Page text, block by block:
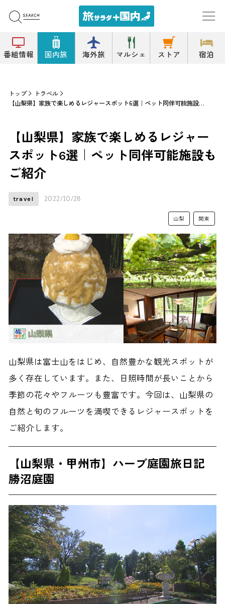
番組情報 国内旅 海外旅 マルシェ ストア 宿泊
トップ
トラベル
【山梨県】家族で楽しめるレジャースポット6選｜ペット同伴可能施設もご紹介
【山梨県】家族で楽しめるレジャー
スポット6選｜ペット同伴可能施設も
ご紹介
travel 2022/10/28
山梨 関東
山梨県は富士山をはじめ、自然豊かな観光スポットが
多く存在しています。また、日照時間が長いことから
季節の花々やフルーツも豊富です。今回は、山梨県の
自然と旬のフルーツを満喫できるレジャースポットを
ご紹介します。
【山梨県・甲州市】ハーブ庭園旅日記
勝沼庭園